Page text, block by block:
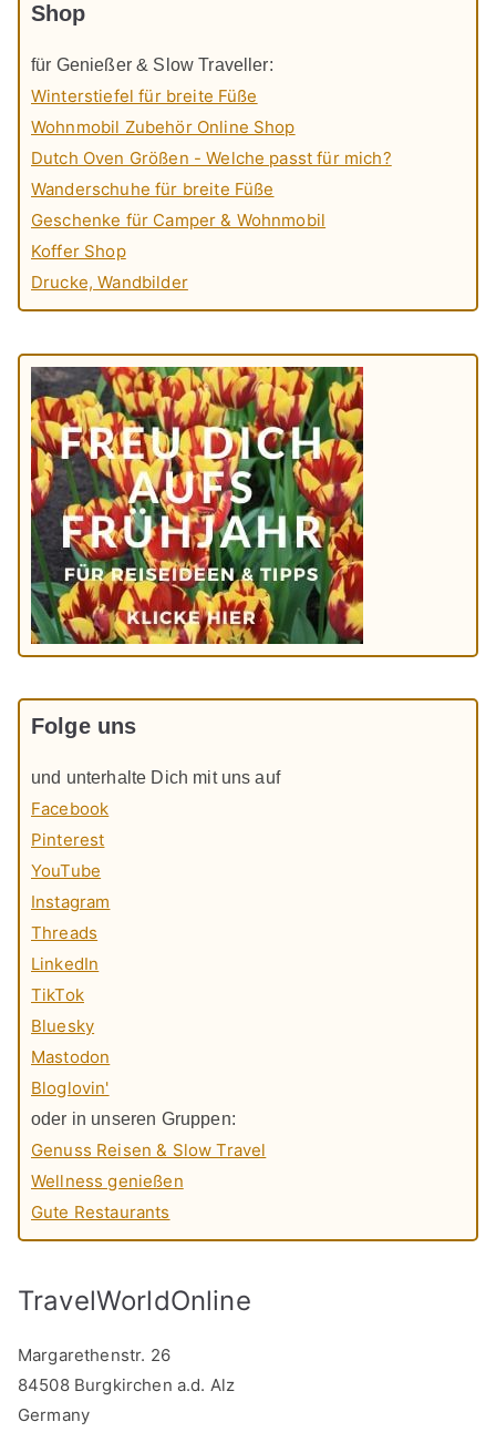
Shop
für Genießer & Slow Traveller:
Winterstiefel für breite Füße
Wohnmobil Zubehör Online Shop
Dutch Oven Größen - Welche passt für mich?
Wanderschuhe für breite Füße
Geschenke für Camper & Wohnmobil
Koffer Shop
Drucke, Wandbilder
Folge uns
und unterhalte Dich mit uns auf
Facebook
Pinterest
YouTube
Instagram
Threads
LinkedIn
TikTok
Bluesky
Mastodon
Bloglovin'
oder in unseren Gruppen:
Genuss Reisen & Slow Travel
Wellness genießen
Gute Restaurants
TravelWorldOnline
Margarethenstr. 26
84508 Burgkirchen a.d. Alz
Germany